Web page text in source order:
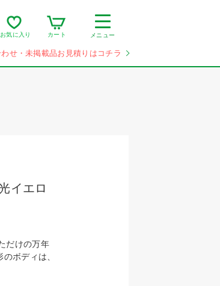
お気に入り カート メニュー
せ・未掲載品お見積りはコチラ
イエロ
だけの万年
ボディは、